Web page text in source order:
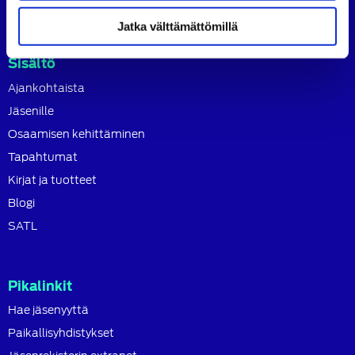
Jatka välttämättömillä
Sisältö
Ajankohtaista
Jäsenille
Osaamisen kehittäminen
Tapahtumat
Kirjat ja tuotteet
Blogi
SATL
Pikalinkit
Hae jäsenyyttä
Paikallisyhdistykset